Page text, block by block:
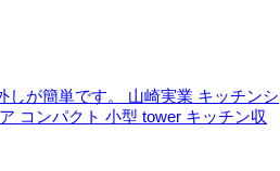
が簡単です。
山崎実業 キッチンシ
コンパクト 小型 tower キッチン収